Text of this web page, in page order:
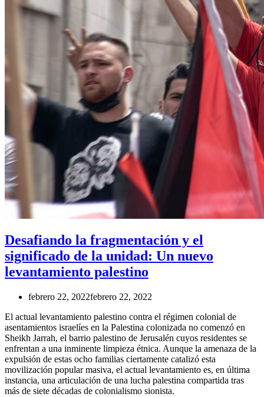
Desafiando la fragmentación y el
significado de la unidad: Un nuevo
levantamiento palestino
febrero 22, 2022febrero 22, 2022
El actual levantamiento palestino contra el régimen colonial de
asentamientos israelíes en la Palestina colonizada no comenzó en
Sheikh Jarrah, el barrio palestino de Jerusalén cuyos residentes se
enfrentan a una inminente limpieza étnica. Aunque la amenaza de la
expulsión de estas ocho familias ciertamente catalizó esta
movilización popular masiva, el actual levantamiento es, en última
instancia, una articulación de una lucha palestina compartida tras
más de siete décadas de colonialismo sionista.